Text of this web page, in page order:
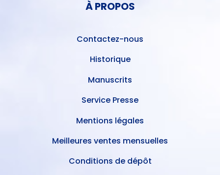
À PROPOS
Contactez-nous
Historique
Manuscrits
Service Presse
Mentions légales
Meilleures ventes mensuelles
Conditions de dépôt